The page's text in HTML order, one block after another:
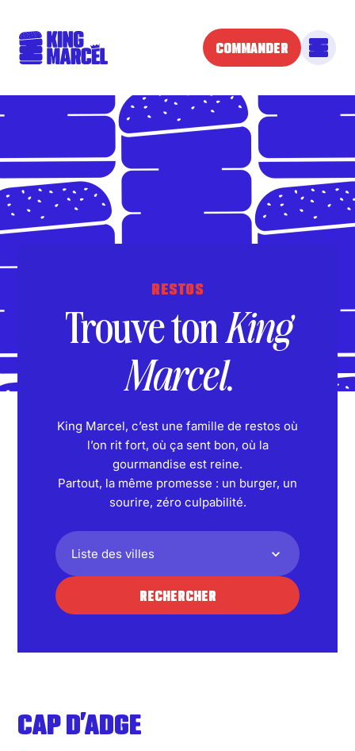
COMMANDER
RESTOS
Trouve tonKing
Marcel.
King Marcel, c’est une famille de restos où
l’on rit fort, où ça sent bon, où la
gourmandise est reine.
Partout, la même promesse : un burger, un
sourire, zéro culpabilité.
RECHERCHER
CAP D’ADGE